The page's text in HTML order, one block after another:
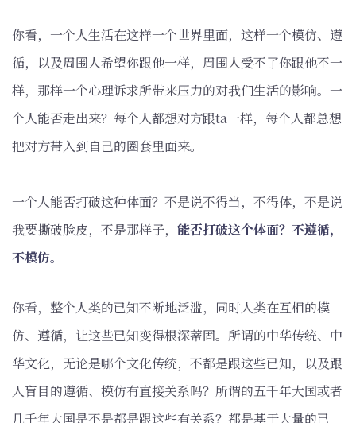
你看，一个人生活在这样一个世界里面，这样一个模仿、遵
循，以及周围人希望你跟他一样，周围人受不了你跟他不一
样，那样一个心理诉求所带来压力的对我们生活的影响。一
个人能否走出来？每个人都想对方跟ta一样，每个人都总想
把对方带入到自己的圈套里面来。
一个人能否打破这种体面？不是说不得当，不得体，不是说
我要撕破脸皮，不是那样子， 能否打破这个体面？不遵循，
不模仿。
你看，整个人类的已知不断地泛滥，同时人类在互相的模
仿、遵循，让这些已知变得根深蒂固。所谓的中华传统、中
华文化，无论是哪个文化传统，不都是跟这些已知，以及跟
人盲目的遵循、模仿有直接关系吗？所谓的五千年大国或者
几千年大国是不是都是跟这些有关系？都是基于大量的已